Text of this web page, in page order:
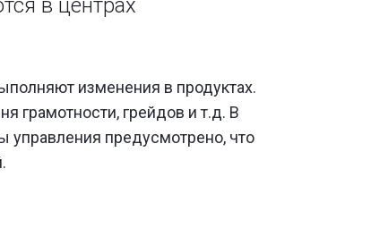
в центрах
изменения в продуктах.
грамотности, грейдов и т.д. В
управления предусмотрено, что